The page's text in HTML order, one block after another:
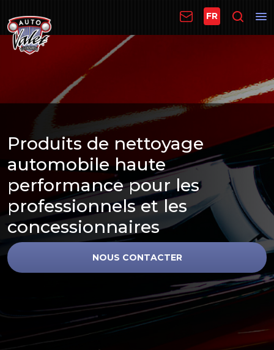
FR
Produits de nettoyage
automobile haute
performance pour les
professionnels et les
concessionnaires
NOUS CONTACTER